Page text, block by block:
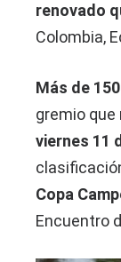
renovado
Colombia,
Más de
gremio
viernes 11
Copa
Encuentro